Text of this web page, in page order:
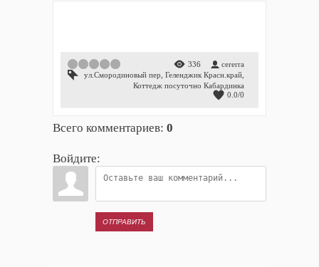
1 2 3 4 336
cererra
ул.Смородиновый пер Геленджик Красн.край
Коттедж посуточно Кабардинка
0.0/0
Всего комментариев: 0
Войдите:
ОТПРАВИТЬ